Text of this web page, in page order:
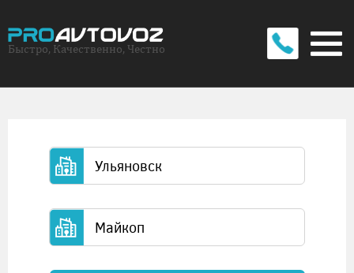
Быстро, Качественно, Честно